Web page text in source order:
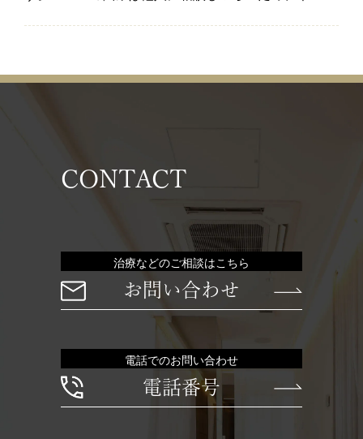
CONTACT
治療などのご相談はこちら
お問い合わせ
電話でのお問い合わせ
電話番号